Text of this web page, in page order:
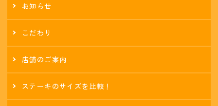
お知らせ
こだわり
店舗のご案内
ステーキのサイズを比較！